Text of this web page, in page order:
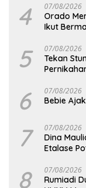
4 07/08/2026
Orado
Ikut
5 07/08/2026
Tekan
6 07/08/2026
Bebie
7 07/08/2026
Dina
Etalase
8 07/08/2026
Rumiadi